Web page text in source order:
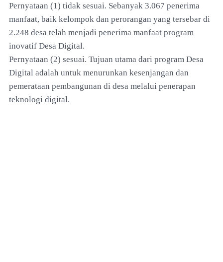
Pernyataan (1) tidak sesuai. Sebanyak 3.067 penerima
manfaat, baik kelompok dan perorangan yang tersebar di
2.248 desa telah menjadi penerima manfaat program
inovatif Desa Digital.
Pernyataan (2) sesuai. Tujuan utama dari program Desa
Digital adalah untuk menurunkan kesenjangan dan
pemerataan pembangunan di desa melalui penerapan
teknologi digital.